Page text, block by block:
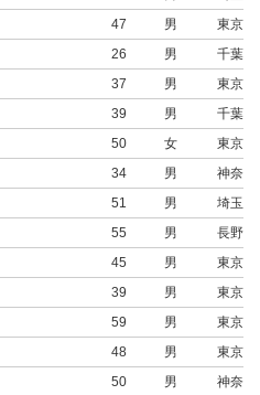
47 男
東京都
26 男
千葉県
37 男
東京都
39 男
千葉県
50 女
東京都
34 男
神奈川
51 男
埼玉県
55 男
長野県
45 男
東京都
39 男
東京都
59 男
東京都
48 男
東京都
50 男
神奈川